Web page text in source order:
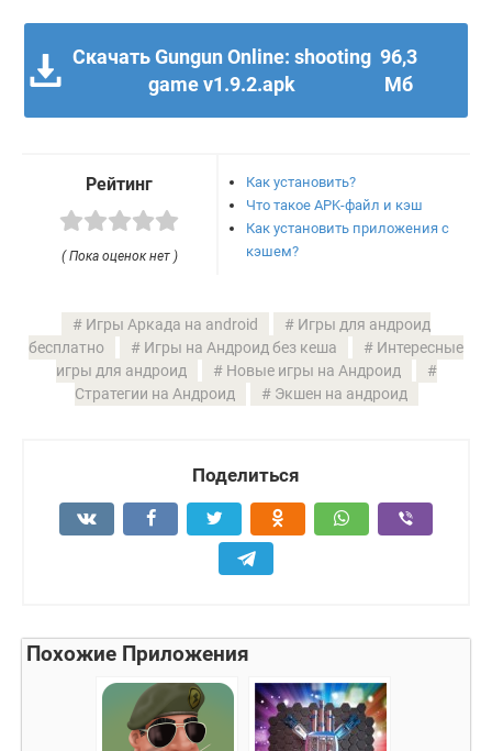
Скачать Gungun Online: shooting
game v1.9.2.apk
96,3
Мб
Рейтинг
( Пока оценок нет )
Как установить?
Что такое APK-файл и кэш
Как установить приложения с
кэшем?
Игры Аркада на android
Игры для андроид
бесплатно
Игры на Андроид без кеша
Интересные
игры для андроид
Новые игры на Андроид
Стратегии на Андроид
Экшен на андроид
Поделиться
Похожие Приложения